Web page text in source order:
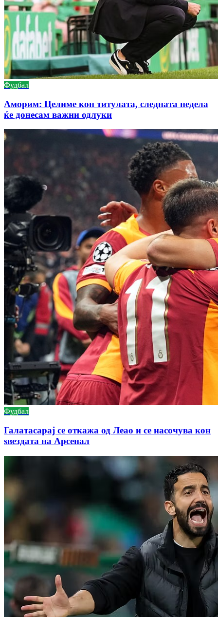
Фудбал
Аморим: Целиме кон титулата, следната недела
ќе донесам важни одлуки
Фудбал
Галатасарај се откажа од Леао и се насочува кон
ѕвездата на Арсенал